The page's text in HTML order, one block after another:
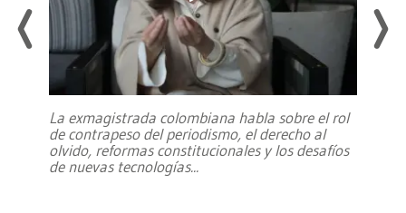
La exmagistrada colombiana habla sobre el rol
de contrapeso del periodismo, el derecho al
olvido, reformas constitucionales y los desafíos
de nuevas tecnologías...